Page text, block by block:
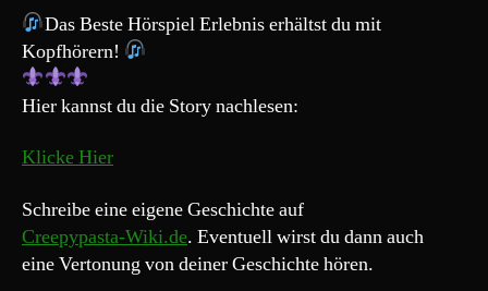
feat.
Das Beste Hörspiel Erlebnis erhältst du mit
Kopfhörern!
Hier kannst du die Story nachlesen:
Klicke Hier
Schreibe eine eigene Geschichte auf
Creepypasta-Wiki.de. Eventuell wirst du dann auch
eine Vertonung von deiner Geschichte hören.